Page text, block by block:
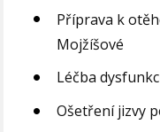
Příprava k
Mojžíšové
Léčba
Ošetření jizvy